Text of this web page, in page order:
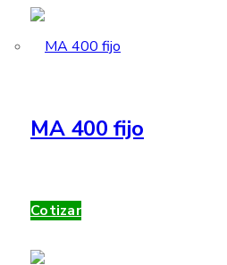
MA 400 fijo
Cotizar